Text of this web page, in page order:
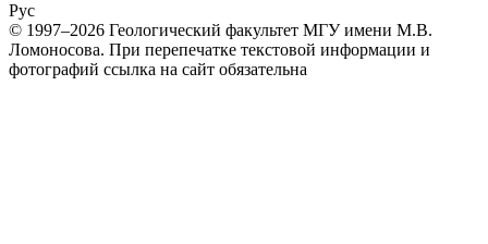
Рус
© 1997–2026 Геологический факультет МГУ имени М.В.
Ломоносова. При перепечатке текстовой информации и
фотографий ссылка на сайт обязательна